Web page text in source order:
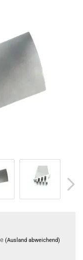
(Ausland abweichend)